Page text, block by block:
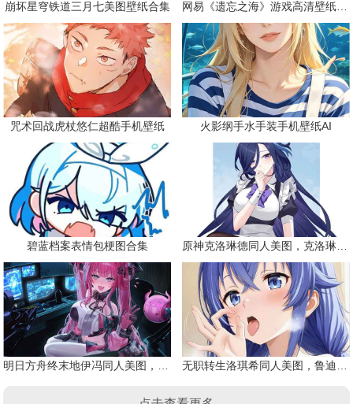
崩坏星穹铁道三月七美图壁纸合集 网易《遗忘之海》游戏高清壁纸精选
咒术回战虎杖悠仁超酷手机壁纸 火影纲手水手装手机壁纸AI
碧蓝档案表情包梗图合集 原神克洛琳德同人美图，克洛琳德战败会怎样
明日方舟终末地伊冯同人美图，粉毛恶魔伊冯 无职转生洛琪希同人美图，鲁迪的二老婆